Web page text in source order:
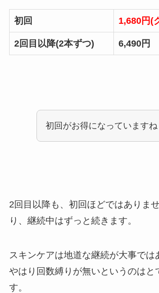
初回 1,680円(
2回目以降(2本ずつ) 6,490円
初回がお得になっていますね
2回目以降も、初回ほどではありま
り、継続中はずっと続きます。
スキンケアは地道な継続が大事では
やはり回数縛りが無いというのはと
す。